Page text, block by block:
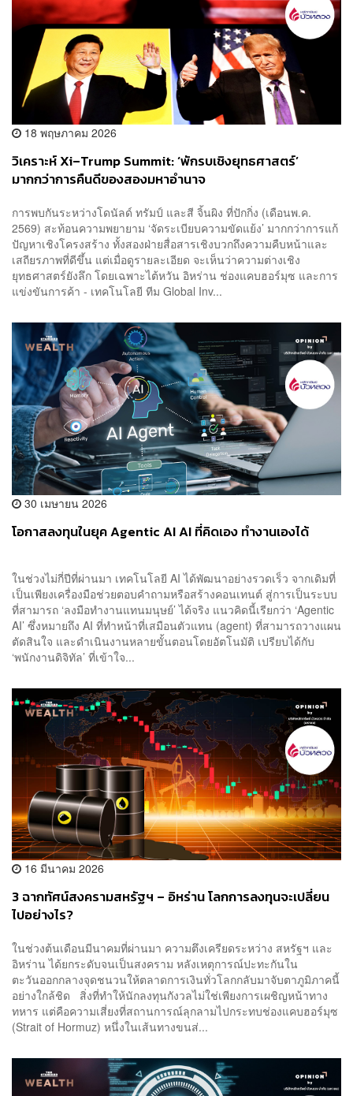
18 พฤษภาคม 2026
วิเคราะห์ Xi–Trump Summit: ‘พักรบเชิงยุทธศาสตร์’
มากกว่าการคืนดีของสองมหาอำนาจ
การพบกันระหว่างโดนัลด์ ทรัมป์ และสี จิ้นผิง ที่ปักกิ่ง (เดือนพ.ค.
2569) สะท้อนความพยายาม ‘จัดระเบียบความขัดแย้ง’ มากกว่าการแก้
ปัญหาเชิงโครงสร้าง ทั้งสองฝ่ายสื่อสารเชิงบวกถึงความคืบหน้าและ
เสถียรภาพที่ดีขึ้น แต่เมื่อดูรายละเอียด จะเห็นว่าความต่างเชิง
ยุทธศาสตร์ยังลึก โดยเฉพาะไต้หวัน อิหร่าน ช่องแคบฮอร์มุซ และการ
แข่งขันการค้า - เทคโนโลยี ทีม Global Inv...
30 เมษายน 2026
โอกาสลงทุนในยุค Agentic AI AI ที่คิดเอง ทำงานเองได้
ในช่วงไม่กี่ปีที่ผ่านมา เทคโนโลยี AI ได้พัฒนาอย่างรวดเร็ว จากเดิมที่
เป็นเพียงเครื่องมือช่วยตอบคำถามหรือสร้างคอนเทนต์ สู่การเป็นระบบ
ที่สามารถ ‘ลงมือทำงานแทนมนุษย์’ ได้จริง แนวคิดนี้เรียกว่า ‘Agentic
AI’ ซึ่งหมายถึง AI ที่ทำหน้าที่เสมือนตัวแทน (agent) ที่สามารถวางแผน
ตัดสินใจ และดำเนินงานหลายขั้นตอนโดยอัตโนมัติ เปรียบได้กับ
‘พนักงานดิจิทัล’ ที่เข้าใจ...
16 มีนาคม 2026
3 ฉากทัศน์สงครามสหรัฐฯ – อิหร่าน โลกการลงทุนจะเปลี่ยน
ไปอย่างไร?
ในช่วงต้นเดือนมีนาคมที่ผ่านมา ความตึงเครียดระหว่าง สหรัฐฯ และ
อิหร่าน ได้ยกระดับจนเป็นสงคราม หลังเหตุการณ์ปะทะกันใน
ตะวันออกกลางจุดชนวนให้ตลาดการเงินทั่วโลกกลับมาจับตาภูมิภาคนี้
อย่างใกล้ชิด สิ่งที่ทำให้นักลงทุนกังวลไม่ใช่เพียงการเผชิญหน้าทาง
ทหาร แต่คือความเสี่ยงที่สถานการณ์ลุกลามไปกระทบช่องแคบฮอร์มุซ
(Strait of Hormuz) หนึ่งในเส้นทางขนส่...